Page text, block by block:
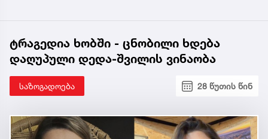
ტრაგედია ხობში - ცნობილი ხდება
დაღუპული დედა-შვილის ვინაობა
საზოგადოება 28 წუთის წინ